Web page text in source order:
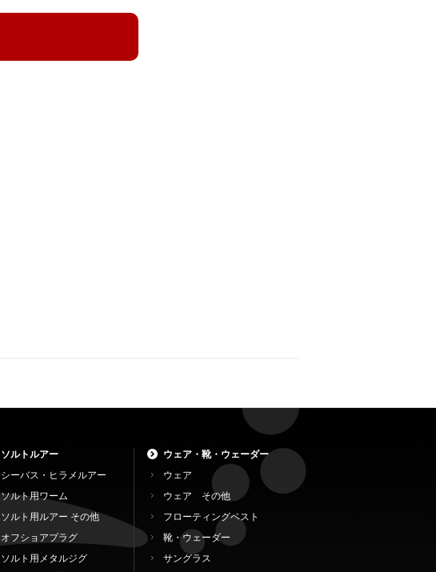
ソルトルアー
シーバス・ヒラメルアー
ソルト用ワーム
ソルト用ルアー その他
オフショアプラグ
ソルト用メタルジグ
ウェア・靴・ウェーダー
ウェア
ウェア その他
フローティングベスト
靴・ウェーダー
サングラス